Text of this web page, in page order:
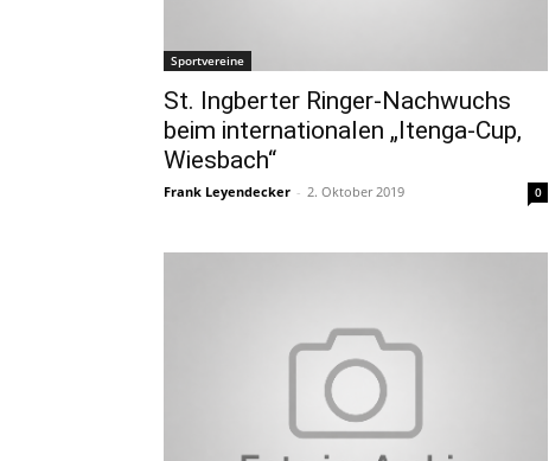
Sportvereine
St. Ingberter Ringer-Nachwuchs
beim internationalen „Itenga-Cup,
Wiesbach“
Frank Leyendecker - 2. Oktober 2019 0